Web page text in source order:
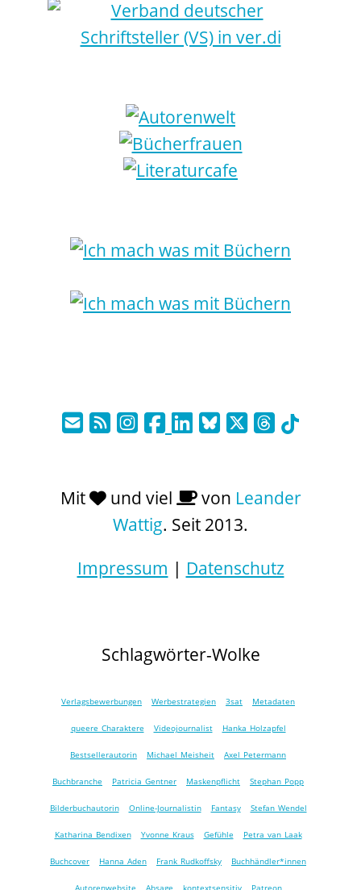
Mit und viel von Leander
Wattig. Seit 2013.
Impressum | Datenschutz
Schlagwörter-Wolke
Verlagsbewerbungen Werbestrategien 3sat Metadaten
queere Charaktere Videojournalist Hanka Holzapfel
Bestsellerautorin Michael Meisheit Axel Petermann
Buchbranche Patricia Gentner Maskenpflicht Stephan Popp
Bilderbuchautorin Online-Journalistin Fantasy Stefan Wendel
Katharina Bendixen Yvonne Kraus Gefühle Petra van Laak
Buchcover Hanna Aden Frank Rudkoffsky Buchhändler*innen
Autorenwebsite Absage kontextsensitiv Patreon